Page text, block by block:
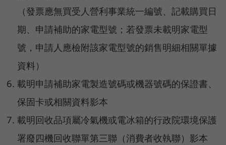
（發票應無買受人營利事業統一編號、記載購買日
期、申請補助的家電型號；若發票未載明家電型
號，申請人應檢附該家電型號的銷售明細相關單據
資料）
載明申請補助家電製造號碼或機器號碼的保證書、
保固卡或相關資料影本
載明回收品項屬冷氣機或電冰箱的行政院環境保護
署廢四機回收聯單第三聯（消費者收執聯）影本